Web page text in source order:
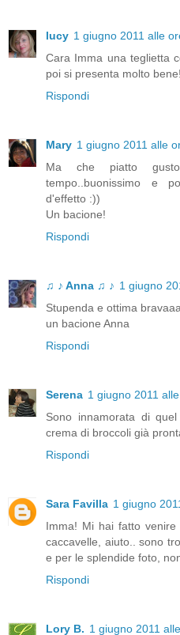
lucy 1 giugno 2011 alle
Cara Imma una teglietta
poi si presenta molto bene!
Rispondi
Mary 1 giugno 2011 alle
Ma che piatto
tempo..buonissimo e
d'effetto :))
Un bacione!
Rispondi
♫ ♪ Anna ♫ ♪ 1 giugno
Stupenda e ottima
un bacione Anna
Rispondi
Serena 1 giugno 2011
Sono innamorata di
crema di broccoli già
Rispondi
Sara Favilla 1 giugno
Imma! Mi hai fatto
caccavelle, aiuto.. sono
e per le splendide foto,
Rispondi
Lory B. 1 giugno 2011